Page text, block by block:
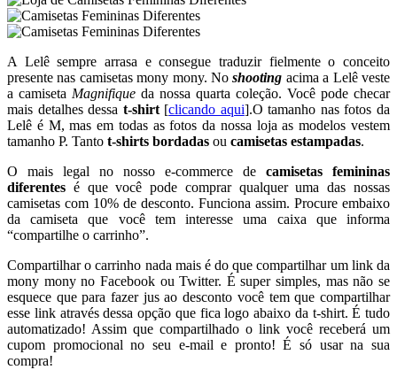
A Lelê sempre arrasa e consegue traduzir fielmente o conceito
presente nas camisetas mony mony. Noshooting acima a Lelê veste
a camiseta Magnifique da nossa quarta coleção. Você pode checar
mais detalhes dessa t-shirt[clicando aqui].O tamanho nas fotos da
Lelê é M, mas em todas as fotos da nossa loja as modelos vestem
tamanho P. Tanto t-shirts bordadas ou camisetas estampadas.
O mais legal no nosso e-commerce de camisetas femininas
diferentes é que você pode comprar qualquer uma das nossas
camisetas com 10% de desconto. Funciona assim. Procure embaixo
da camiseta que você tem interesse uma caixa que informa
“compartilhe o carrinho”.
Compartilhar o carrinho nada mais é do que compartilhar um link da
mony mony no Facebook ou Twitter. É super simples, mas não se
esquece que para fazer jus ao desconto você tem que compartilhar
esse link através dessa opção que fica logo abaixo da t-shirt. É tudo
automatizado! Assim que compartilhado o link você receberá um
cupom promocional no seu e-mail e pronto! É só usar na sua
compra!